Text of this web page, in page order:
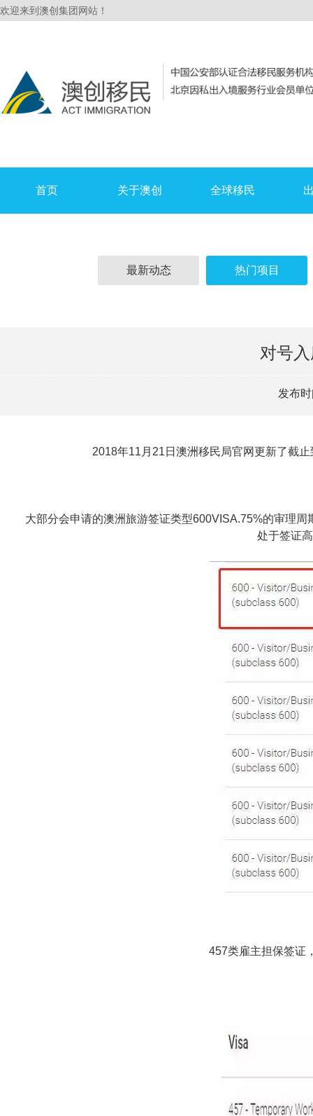
欢迎来到澳创集团网站！
首页 关于澳创 全球移民
最新动态 热门项目
对号
发布
2018年11月21日澳洲移民局官网更新了截止
大部分会申请的澳洲旅游签证类型600VISA.75%的审理周
处于签证
457类雇主担保签证，